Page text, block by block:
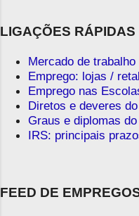
LIGAÇÕES RÁPIDAS
Mercado de trabalho
Emprego: lojas /
Emprego nas
Diretos e deveres
Graus e diplomas
IRS: principais
FEED DE